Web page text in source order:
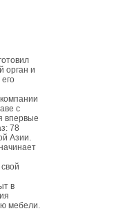
орган и
с
впервые
78
Азии.
в
мебели.